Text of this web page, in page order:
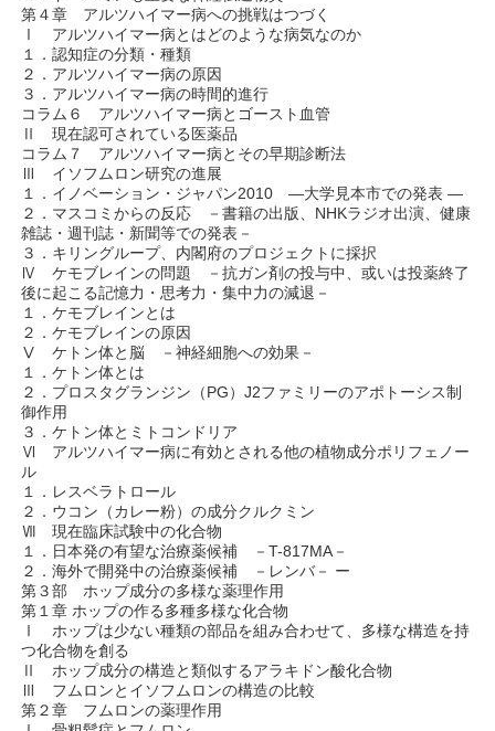
第４章 アルツハイマー病への挑戦はつづく
Ⅰ アルツハイマー病とはどのような病気なのか
１．認知症の分類・種類
２．アルツハイマー病の原因
３．アルツハイマー病の時間的進行
コラム６ アルツハイマー病とゴースト血管
Ⅱ 現在認可されている医薬品
コラム７ アルツハイマー病とその早期診断法
Ⅲ イソフムロン研究の進展
１．イノベーション・ジャパン2010 ―大学見本市での発表 ―
２．マスコミからの反応 －書籍の出版、NHKラジオ出演、健康
雑誌・週刊誌・新聞等での発表－
３．キリングループ、内閣府のプロジェクトに採択
Ⅳ ケモブレインの問題 －抗ガン剤の投与中、或いは投薬終了
後に起こる記憶力・思考力・集中力の減退－
１．ケモブレインとは
２．ケモブレインの原因
Ⅴ ケトン体と脳 －神経細胞への効果－
１．ケトン体とは
２．プロスタグランジン（PG）J2ファミリーのアポトーシス制
御作用
３．ケトン体とミトコンドリア
Ⅵ アルツハイマー病に有効とされる他の植物成分ポリフェノー
ル
１．レスベラトロール
２．ウコン（カレー粉）の成分クルクミン
Ⅶ 現在臨床試験中の化合物
１．日本発の有望な治療薬候補 －T-817MA－
２．海外で開発中の治療薬候補 －レンバ－ ー
第３部 ホップ成分の多様な薬理作用
第１章 ホップの作る多種多様な化合物
Ⅰ ホップは少ない種類の部品を組み合わせて、多様な構造を持
つ化合物を創る
Ⅱ ホップ成分の構造と類似するアラキドン酸化合物
Ⅲ フムロンとイソフムロンの構造の比較
第２章 フムロンの薬理作用